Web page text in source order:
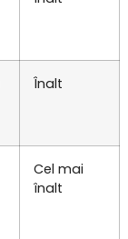
Înalt
Cel mai
înalt